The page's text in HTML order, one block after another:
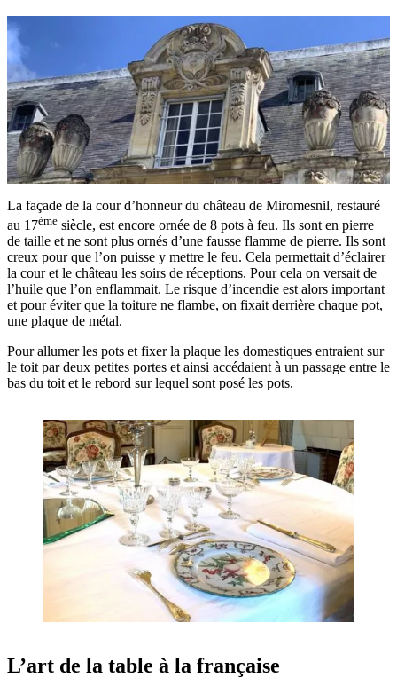
La façade de la cour d’honneur du château de Miromesnil, restauré
au 17ème siècle, est encore ornée de 8 pots à feu. Ils sont en pierre
de taille et ne sont plus ornés d’une fausse flamme de pierre. Ils sont
creux pour que l’on puisse y mettre le feu. Cela permettait d’éclairer
la cour et le château les soirs de réceptions. Pour cela on versait de
l’huile que l’on enflammait. Le risque d’incendie est alors important
et pour éviter que la toiture ne flambe, on fixait derrière chaque pot,
une plaque de métal.
Pour allumer les pots et fixer la plaque les domestiques entraient sur
le toit par deux petites portes et ainsi accédaient à un passage entre le
bas du toit et le rebord sur lequel sont posé les pots.
L’art de la table à la française